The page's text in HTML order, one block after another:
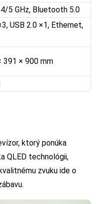
5 GHz, Bluetooth 5.0
USB 2.0 ×1, Ethernet,
391 × 900 mm
ktorý ponúka
QLED technológii,
zvuku ide o